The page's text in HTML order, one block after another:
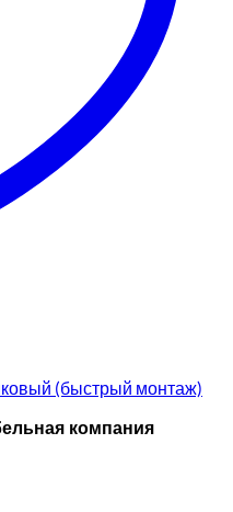
(быстрый монтаж)
компания